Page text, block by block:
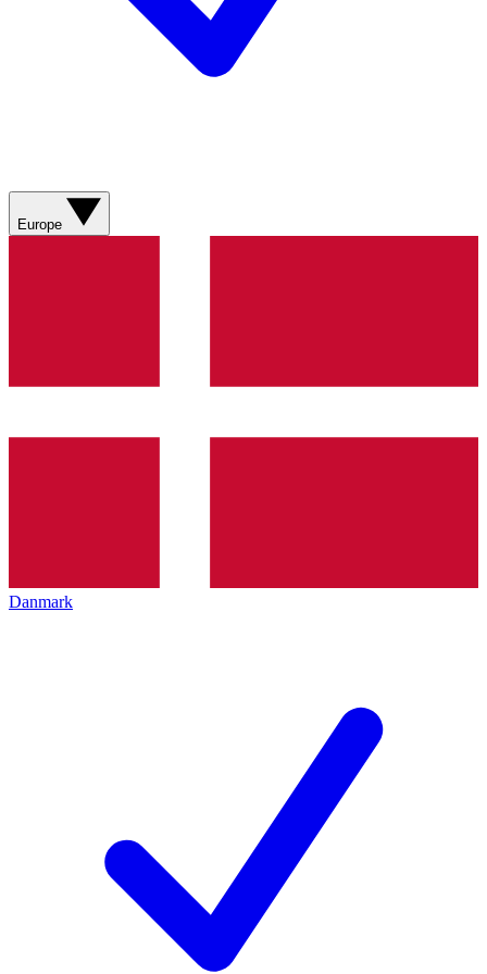
Europe
Danmark